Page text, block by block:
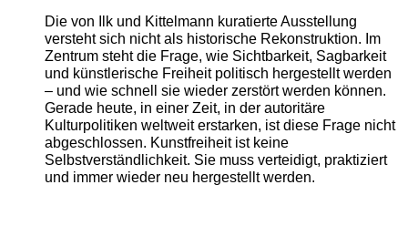
Die von Ilk und Kittelmann kuratierte Ausstellung
versteht sich nicht als historische Rekonstruktion. Im
Zentrum steht die Frage, wie Sichtbarkeit, Sagbarkeit
und künstlerische Freiheit politisch hergestellt werden
– und wie schnell sie wieder zerstört werden können.
Gerade heute, in einer Zeit, in der autoritäre
Kulturpolitiken weltweit erstarken, ist diese Frage nicht
abgeschlossen. Kunstfreiheit ist keine
Selbstverständlichkeit. Sie muss verteidigt, praktiziert
und immer wieder neu hergestellt werden.